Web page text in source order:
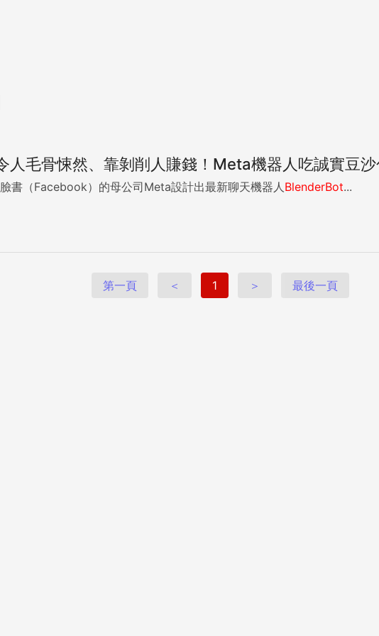
人毛骨悚然、靠剝削人賺錢！Meta機器人吃誠實豆
書（Facebook）的母公司Meta設計出最新聊天機器人 BlenderBot...
第一頁 ＜ 1 ＞ 最後一頁